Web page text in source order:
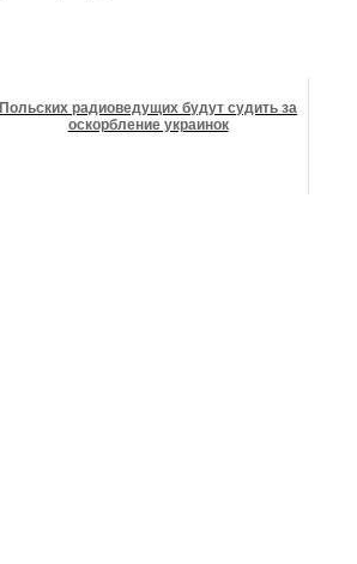
Польских радиоведущих будут судить за
оскорбление украинок